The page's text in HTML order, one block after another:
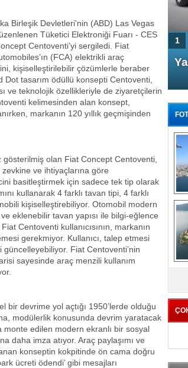
Birleşik Devletleri'nin (ABD) Las Vegas
Tüketici Elektroniği Fuarı - CES
Centoventi’yi sergiledi. Fiat
(FCA) elektrikli araç
kişiselleştirilebilir çözümlerle beraber
Dot tasarım ödüllü konsepti Centoventi,
ve teknolojik özellikleriyle de ziyaretçilerin
kelimesinden alan konsept,
markanın 120 yıllık geçmişinden
olan Fiat Concept Centoventi,
zevkine ve ihtiyaçlarına göre
basitleştirmek için sadece tek tip olarak
kullanarak 4 farklı tavan tipi, 4 farklı
kişiselleştirebiliyor. Otomobil modern
eklenebilir tavan yapısı ile bilgi-eğlence
Centoventi kullanıcısının, markanın
gerekmiyor. Kullanıcı, talep etmesi
Fiat Centoventi’nin
sayesinde araç menzili kullanım
bir devrime yol açtığı 1950’lerde olduğu
modülerlik konusunda devrim yaratacak
monte edilen modern ekranlı bir sosyal
daha imza atıyor. Araç paylaşımı ve
konseptin kokpitinde ön cama doğru
ücreti ödendi’ gibi mesajları
4 Kapılı AMG GT Coupe
Türkiye'de satışa çıktı
1